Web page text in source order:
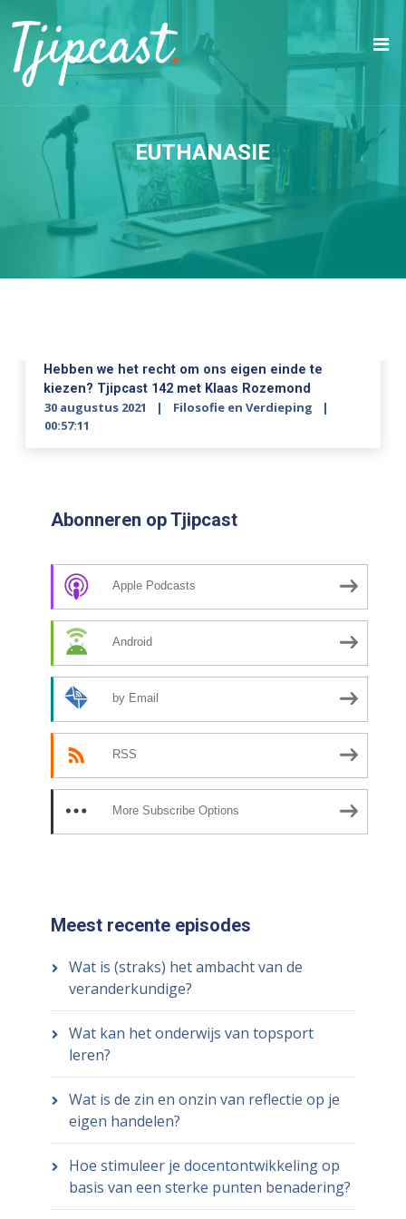
EUTHANASIE
Hebben we het recht om ons eigen einde te
kiezen? Tjipcast 142 met Klaas Rozemond
30 augustus 2021
Filosofie en Verdieping
00:57:11
Abonneren op Tjipcast
Apple Podcasts
Android
by Email
RSS
More Subscribe Options
Meest recente episodes
Wat is (straks) het ambacht van de
veranderkundige?
Wat kan het onderwijs van topsport
leren?
Wat is de zin en onzin van reflectie op je
eigen handelen?
Hoe stimuleer je docentontwikkeling op
basis van een sterke punten benadering?